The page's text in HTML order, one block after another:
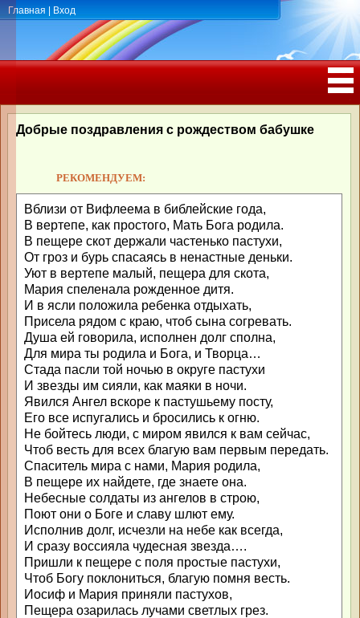
Главная Вход
РОЖДЕНИЯ, ЮБИЛЕЕМ
Добрые поздравления с рождеством бабушке
РЕКОМЕНДУЕМ:
Вблизи от Вифлеема в библейские года,
В вертепе, как простого, Мать Бога родила.
В пещере скот держали частенько пастухи,
От гроз и бурь спасаясь в ненастные деньки.
Уют в вертепе малый, пещера для скота,
Мария спеленала рожденное дитя.
И в ясли положила ребенка отдыхать,
Присела рядом с краю, чтоб сына согревать.
Душа ей говорила, исполнен долг сполна,
Для мира ты родила и Бога, и Творца…
Стада пасли той ночью в округе пастухи
И звезды им сияли, как маяки в ночи.
Явился Ангел вскоре к пастушьему посту,
Его все испугались и бросились к огню.
Не бойтесь люди, с миром явился к вам сейчас,
Чтоб весть для всех благую вам первым передать.
Спаситель мира с нами, Мария родила,
В пещере их найдете, где знаете она.
Небесные солдаты из ангелов в строю,
Поют они о Боге и славу шлют ему.
Исполнив долг, исчезли на небе как всегда,
И сразу воссияла чудесная звезда….
Пришли к пещере с поля простые пастухи,
Чтоб Богу поклониться, благую помня весть.
Иосиф и Мария приняли пастухов,
Пещера озарилась лучами светлых грез.